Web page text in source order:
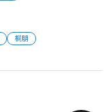
桐朋